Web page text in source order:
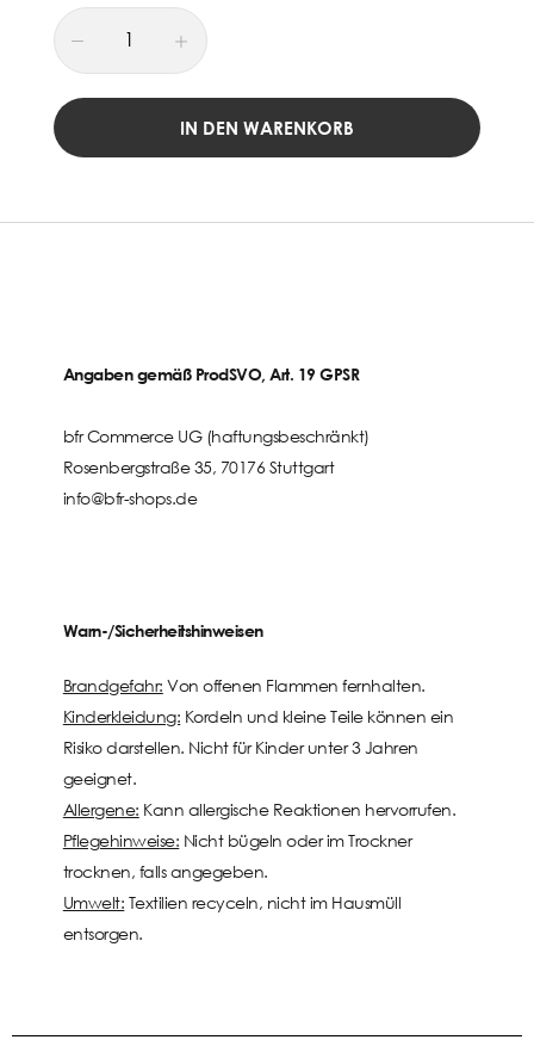
IN DEN WARENKORB
Angaben gemäß ProdSVO, Art. 19 GPSR
bfr Commerce UG (haftungsbeschränkt)
Rosenbergstraße 35, 70176 Stuttgart
info@bfr-shops.de
Warn-/Sicherheitshinweisen
Brandgefahr: Von offenen Flammen fernhalten.
Kinderkleidung: Kordeln und kleine Teile können ein
Risiko darstellen. Nicht für Kinder unter 3 Jahren
geeignet.
Allergene: Kann allergische Reaktionen hervorrufen.
Pflegehinweise: Nicht bügeln oder im Trockner
trocknen, falls angegeben.
Umwelt: Textilien recyceln, nicht im Hausmüll
entsorgen.